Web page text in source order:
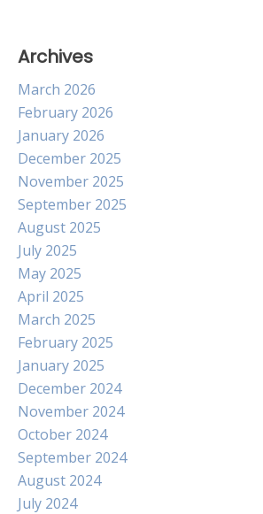
Archives
March 2026
February 2026
January 2026
December 2025
November 2025
September 2025
August 2025
July 2025
May 2025
April 2025
March 2025
February 2025
January 2025
December 2024
November 2024
October 2024
September 2024
August 2024
July 2024